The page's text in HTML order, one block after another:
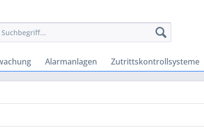
Alarmanlagen Zutrittskontrollsysteme